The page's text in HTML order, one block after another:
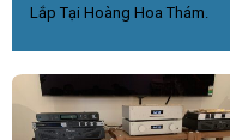
Lắp Tại Hoàng Hoa Thám.